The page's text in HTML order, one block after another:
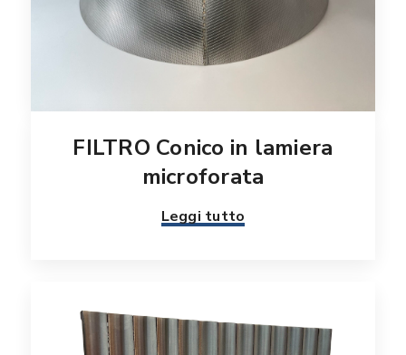
FILTRO Conico in lamiera
microforata
Leggi tutto